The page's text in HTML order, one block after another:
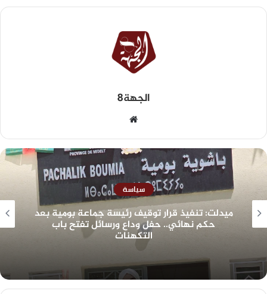
الجهة8
سياسة
ميدلت: تنفيذ قرار توقيف رئيسة جماعة بومية بعد
حكم نهائي.. حفل وداع ورسائل تفتح باب
التكهنات